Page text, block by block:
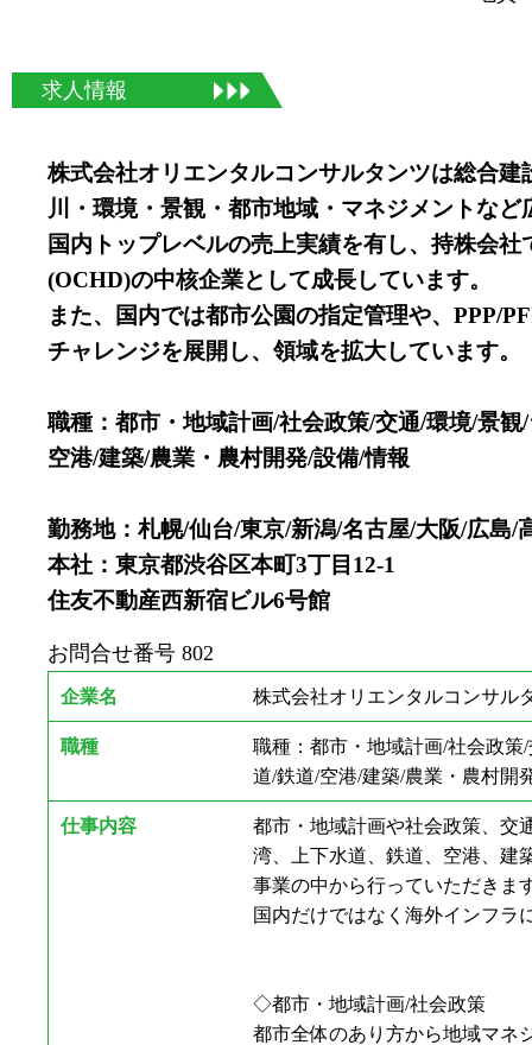
求人情報
株式会社オリエンタルコンサルタンツは総合
川・環境・景観・都市地域・マネジメントな
国内トップレベルの売上実績を有し、持株会
(OCHD)の中核企業として成長しています。
また、国内では都市公園の指定管理や、PPP/
チャレンジを展開し、領域を拡大しています。
職種：都市・地域計画/社会政策/交通/環境/景
空港/建築/農業・農村開発/設備/情報
勤務地：札幌/仙台/東京/新潟/名古屋/大阪/広島/
本社：東京都渋谷区本町3丁目12-1
住友不動産西新宿ビル6号館
お問合せ番号 802
企業名 株式会社オリエンタルコンサル
職種
職種：都市・地域計画/社会政
道/鉄道/空港/建築/農業・農村開
仕事内容
都市・地域計画や社会政策、交
湾、上下水道、鉄道、空港、建
事業の中から行っていただきま
国内だけではなく海外インフラ
◇都市・地域計画/社会政策
都市全体のあり方から地域マネ